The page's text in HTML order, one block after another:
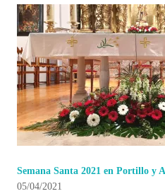
Semana Santa 2021 en Portillo y
05/04/2021